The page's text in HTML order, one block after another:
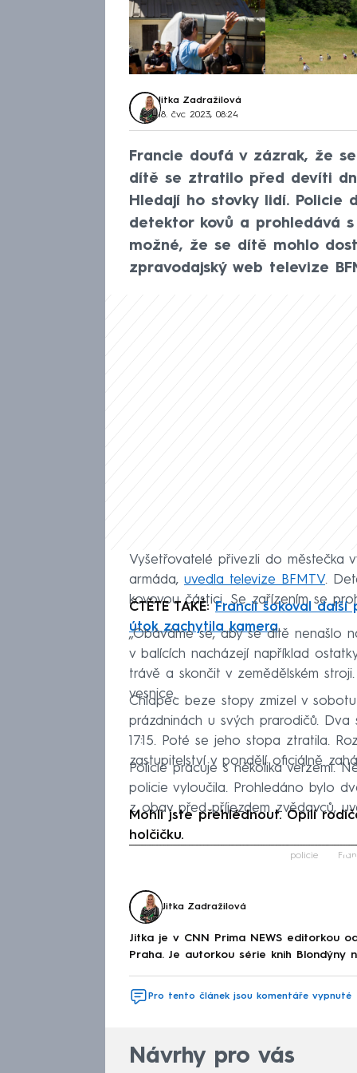
Jitka Zadražilová
18. čvc 2023, 08:24
Francie doufá v zázrak, že
dítě se ztratilo před devíti
Hledají ho stovky lidí. Policie
detektor kovů a prohledává
možné, že se dítě mohlo
zpravodajský web televize
Vyšetřovatelé přivezli do městečka
armáda, uvedla televize BFMTV.
kovovou částici. Se zařízením se
ČTĚTE TAKÉ:Francii šokoval
útok zachytila kamera
„Obáváme se, aby se dítě nenašlo
v balících nacházejí například
trávě a skončit v zemědělském
vesnice.
Chlapec beze stopy zmizel v
prázdninách u svých prarodičů. Dva
17:15. Poté se jeho stopa ztratila.
zastupitelství v pondělí oficiálně
Policie pracuje s několika verzemi.
policie vyloučila. Prohledáno bylo
z obav před příjezdem zvědavců,
Mohli jste přehlédnout. Opilí
holčičku.
policie
Jitka Zadražilová
Jitka je v CNN Prima NEWS editorkou
Praha. Je autorkou série knih
Pro tento článek jsou komentáře vypnuté
Návrhy pro vás